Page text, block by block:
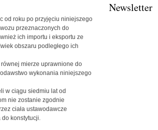
od roku po przyjęciu niniejszego
przeznaczonych do
ich importu i eksportu ze
obszaru podległego ich
mierze uprawnione do
wykonania niniejszego
w ciągu siedmiu lat od
nie zostanie zgodnie
ciała ustawodawcze
konstytucji.
Newsletter